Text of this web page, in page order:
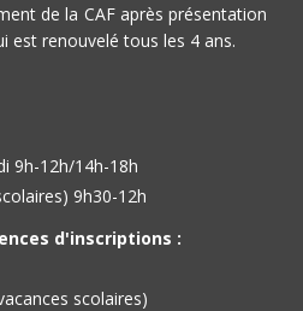
de la CAF après présentation
est renouvelé tous les 4 ans.
9h-12h/14h-18h
9h30-12h
d'inscriptions :
scolaires)